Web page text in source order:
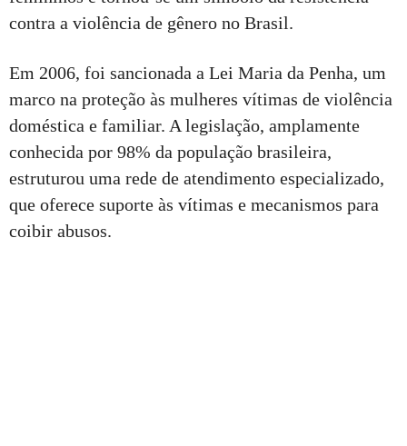
contra a violência de gênero no Brasil.
Em 2006, foi sancionada a Lei Maria da Penha, um
marco na proteção às mulheres vítimas de violência
doméstica e familiar. A legislação, amplamente
conhecida por 98% da população brasileira,
estruturou uma rede de atendimento especializado,
que oferece suporte às vítimas e mecanismos para
coibir abusos.